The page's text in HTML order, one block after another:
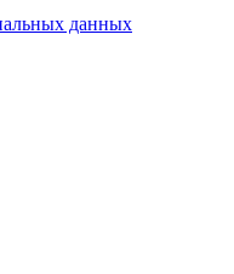
данных